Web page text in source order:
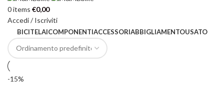
0items €0,00
Accedi / Iscriviti
BICITELAICOMPONENTIACCESSORIABBIGLIAMENTOUSATO
-15%